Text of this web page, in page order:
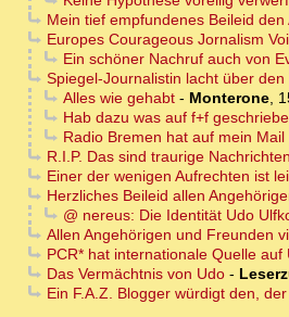
Mein tief empfundenes Beileid
Europes Courageous Jornalism
Ein schöner Nachruf auch von
Spiegel-Journalistin lacht über den
Alles wie gehabt- Monterone,
Hab dazu was auf f+f
Radio Bremen hat auf mein
R.I.P. Das sind traurige
Einer der wenigen Aufrechten ist
Herzliches Beileid allen
@ nereus: Die Identität Udo
Allen Angehörigen und Freunden
PCR* hat internationale Quelle
Das Vermächtnis von Udo-
Ein F.A.Z. Blogger würdigt den,